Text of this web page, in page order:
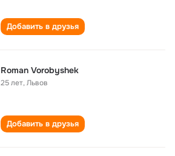
Добавить в друзья
Roman Vorobyshek
25 лет,Львов
Добавить в друзья